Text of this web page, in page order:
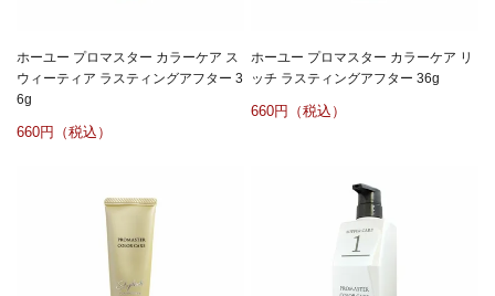
ホーユー プロマスター カラーケア ス
ウィーティア ラスティングアフター 3
6g
660
ホーユー プロマスター カラーケア リ
ッチ ラスティングアフター 36g
660